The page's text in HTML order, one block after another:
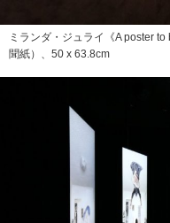
ミランダ・ジュライ《A poster
聞紙）、50 x 63.8cm